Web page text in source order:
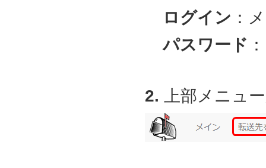
ログイン ：
パスワード
2. 上部メニュ